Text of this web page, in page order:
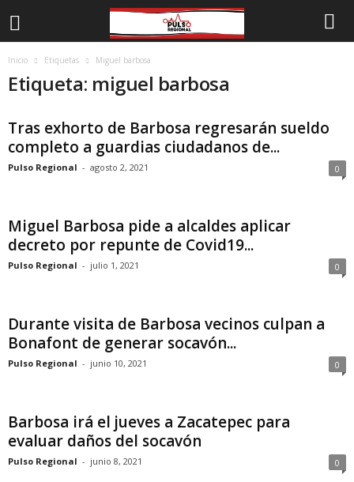
Inicio Etiquetas Miguel barbosa
Etiqueta: miguel barbosa
Tras exhorto de Barbosa regresarán sueldo
completo a guardias ciudadanos de...
Pulso Regional - agosto 2, 2021 0
Miguel Barbosa pide a alcaldes aplicar
decreto por repunte de Covid19...
Pulso Regional - julio 1, 2021 0
Durante visita de Barbosa vecinos culpan a
Bonafont de generar socavón...
Pulso Regional - junio 10, 2021 0
Barbosa irá el jueves a Zacatepec para
evaluar daños del socavón
Pulso Regional - junio 8, 2021 0